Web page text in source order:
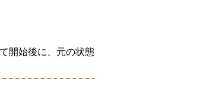
開始後に、元の状態